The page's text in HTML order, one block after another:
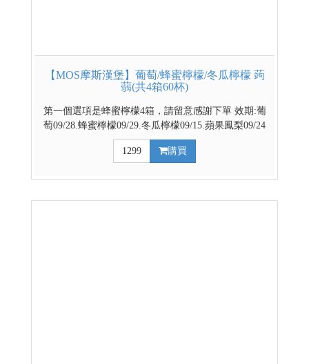
【MOS摩斯漢堡】葡萄/蜂蜜檸檬/冬瓜檸檬 蒟
蒻(共4箱60杯)
第一個選項是蜂蜜檸檬4箱，請留意感謝下單 效期:葡
萄09/28.蜂蜜檸檬09/29.冬瓜檸檬09/15.蘋果鳳梨09/24
官方網路商城 部分優惠與門市不同步，請依賣場實際
公告優惠為主 台灣代表著名水果 餐後解膩好幫手 越
1299 購買